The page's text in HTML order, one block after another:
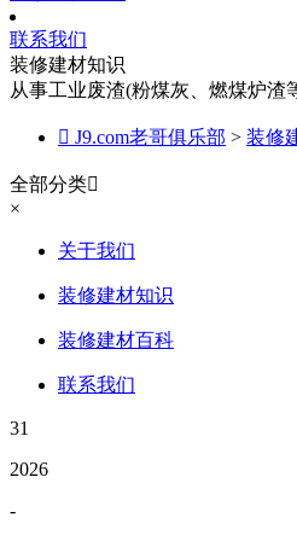
联系我们
装修建材知识
从事工业废渣(粉煤灰、燃煤炉
 J9.com老哥俱乐部 > 装修
全部分类
×
关于我们
装修建材知识
装修建材百科
联系我们
31
2026
-